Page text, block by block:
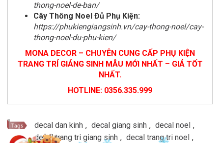
thong-noel-de-ban/
Cây Thông Noel Đủ Phụ Kiện:
https://phukiengiangsinh.vn/cay-thong-noel/cay-
thong-noel-du-phu-kien/
MONA DECOR – CHUYÊN CUNG CẤP PHỤ KIỆN
TRANG TRÍ GIÁNG SINH MẪU MỚI NHẤT – GIÁ TỐT
NHẤT.
HOTLINE: 0356.335.999
decal dan kinh , decal giang sinh , decal noel ,
decal trang tri giang sinh , decal trang tri noel ,